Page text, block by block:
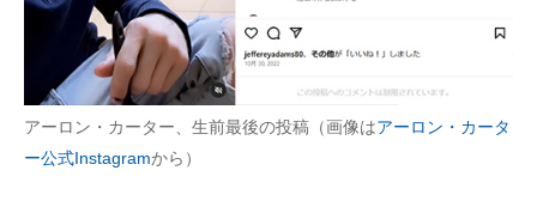
経営リーダーのコミュニティ
マーケ×ITの今がよく分かる
アーロン・カーター、生前最後の投稿（画像はアーロン・カータ
ー公式Instagramから）